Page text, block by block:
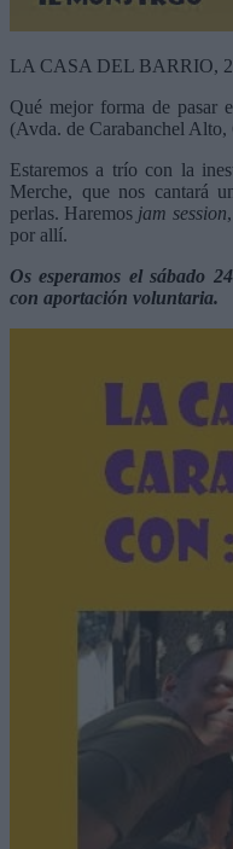
LA CASA DEL BARRIO,
Qué mejor forma de pasar
(Avda. de Carabanchel Alto,
Estaremos a trío con la
Merche, que nos cantará
perlas. Haremos jam session
por allí.
Os esperamos el sábado
con aportación voluntaria.